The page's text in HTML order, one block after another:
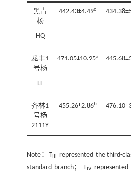
黑青
杨
HQ
442.43±4.49c
龙丰1
号杨
LF
471.05±10.95a
齐林1
号杨
2111Y
455.26±2.86 b
Note：TIII
represented the third-
standard branch； TIVrepresented